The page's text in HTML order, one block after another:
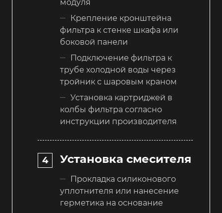
модуля
Крепление кронштейна
фильтра к стенке шкафа или
боковой панели
Подключение фильтра к
трубе холодной воды через
тройник с шаровым краном
Установка картриджей в
колбы фильтра согласно
инструкции производителя
Установка смесителя
Прокладка силиконового
уплотнителя или нанесение
герметика на основание